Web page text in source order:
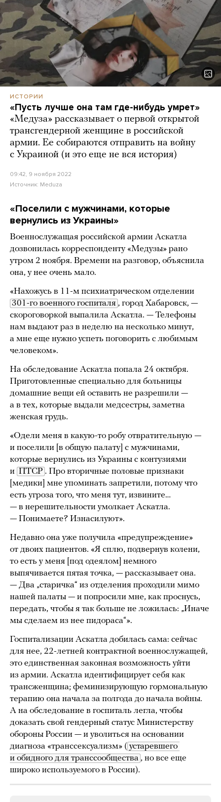
ИСТОРИИ
«Пусть лучше она там где-нибудь умрет»
«Медуза» рассказывает о первой открытой
трансгендерной женщине в российской
армии. Ее собираются отправить на войну
с Украиной (и это еще не вся история)
09:42, 9 ноября 2022
Источник: Meduza
«Поселили с мужчинами, которые
вернулись из Украины»
Военнослужащая российской армии Аскатла
дозвонилась корреспонденту «Медузы» рано
утром 2 ноября. Времени на разговор, объяснила
она, у нее очень мало.
«Нахожусь в 11-м психиатрическом отделении
301-го военного госпиталя , город Хабаровск, —
скороговоркой выпалила Аскатла. — Телефоны
нам выдают раз в неделю на несколько минут,
а мне еще нужно успеть поговорить с любимым
человеком».
На обследование Аскатла попала 24 октября.
Приготовленные специально для больницы
домашние вещи ей оставить не разрешили —
а в тех, которые выдали медсестры, заметна
женская грудь.
«Одели меня в какую-то робу отвратительную —
и поселили [в общую палату] с мужчинами,
которые вернулись из Украины с контузиями
и ПТСР . Про вторичные половые признаки
[медики] мне упоминать запретили, потому что
есть угроза того, что меня тут, извините…
— в нерешительности умолкает Аскатла.
— Понимаете? Изнасилуют».
Недавно она уже получила «предупреждение»
от двоих пациентов. «Я сплю, подвернув колени,
то есть у меня [под одеялом] немного
выпячивается пятая точка, — рассказывает она.
— Два „старичка“ из отделения проходили мимо
нашей палаты — и попросили мне, как проснусь,
передать, чтобы я так больше не ложилась: „Иначе
мы сделаем из нее пидораса“».
Госпитализации Аскатла добилась сама: сейчас
для нее, 22-летней контрактной военнослужащей,
это единственная законная возможность уйти
из армии. Аскатла идентифицирует себя как
трансженщина; феминизирующую гормональную
терапию она начала за полгода до начала войны.
А на обследование в госпиталь легла, чтобы
доказать свой гендерный статус Министерству
обороны России — и уволиться на основании
диагноза «транссексуализм» ( устаревшего
и обидного для транссообщества , но все еще
широко используемого в России).